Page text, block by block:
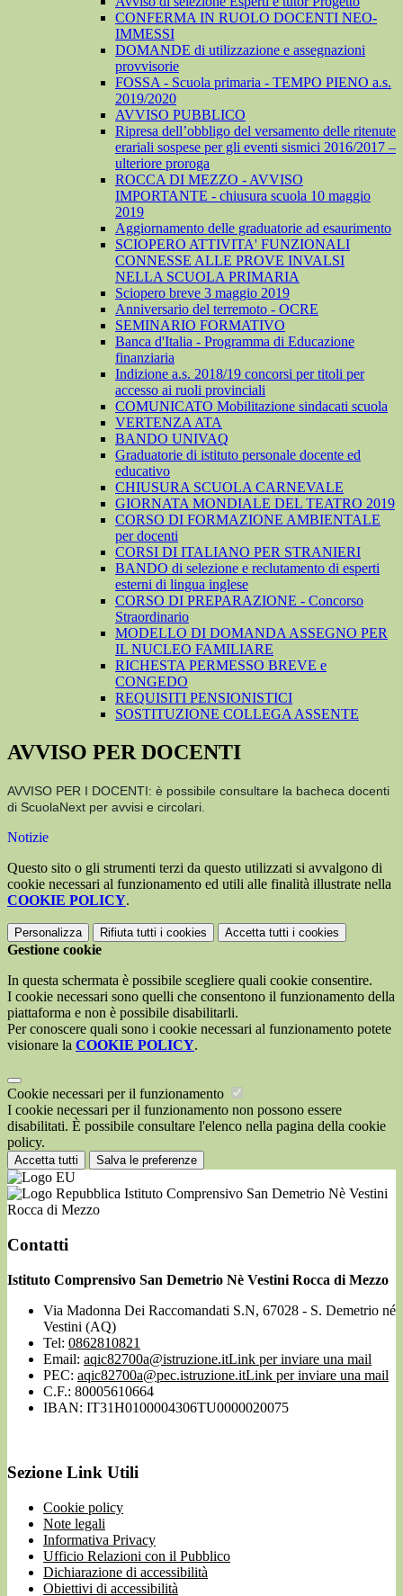
CONFERMA IN RUOLO DOCENTI NEO-
IMMESSI
DOMANDE di utilizzazione e assegnazioni
provvisorie
FOSSA - Scuola primaria - TEMPO PIENO a.s.
2019/2020
AVVISO PUBBLICO
Ripresa dell’obbligo del versamento delle ritenute
erariali sospese per gli eventi sismici 2016/2017 –
ulteriore proroga
ROCCA DI MEZZO - AVVISO
IMPORTANTE - chiusura scuola 10 maggio
2019
Aggiornamento delle graduatorie ad esaurimento
SCIOPERO ATTIVITA' FUNZIONALI
CONNESSE ALLE PROVE INVALSI
NELLA SCUOLA PRIMARIA
Sciopero breve 3 maggio 2019
Anniversario del terremoto - OCRE
SEMINARIO FORMATIVO
Banca d'Italia - Programma di Educazione
finanziaria
Indizione a.s. 2018/19 concorsi per titoli per
accesso ai ruoli provinciali
COMUNICATO Mobilitazione sindacati scuola
VERTENZA ATA
BANDO UNIVAQ
Graduatorie di istituto personale docente ed
educativo
CHIUSURA SCUOLA CARNEVALE
GIORNATA MONDIALE DEL TEATRO 2019
CORSO DI FORMAZIONE AMBIENTALE
per docenti
CORSI DI ITALIANO PER STRANIERI
BANDO di selezione e reclutamento di esperti
esterni di lingua inglese
CORSO DI PREPARAZIONE - Concorso
Straordinario
MODELLO DI DOMANDA ASSEGNO PER
IL NUCLEO FAMILIARE
RICHESTA PERMESSO BREVE e
CONGEDO
REQUISITI PENSIONISTICI
SOSTITUZIONE COLLEGA ASSENTE
AVVISO PER DOCENTI
AVVISO PER I DOCENTI: è possibile consultare la bacheca docenti
di ScuolaNext per avvisi e circolari.
Notizie
Questo sito o gli strumenti terzi da questo utilizzati si avvalgono di
cookie necessari al funzionamento ed utili alle finalità illustrate nella
COOKIE POLICY.
Personalizza Rifiuta tutti i cookies Accetta tutti i cookies
Gestione cookie
In questa schermata è possibile scegliere quali cookie consentire.
I cookie necessari sono quelli che consentono il funzionamento della
piattaforma e non è possibile disabilitarli.
Per conoscere quali sono i cookie necessari al funzionamento potete
visionare la COOKIE POLICY.
Cookie necessari per il funzionamento
I cookie necessari per il funzionamento non possono essere
disabilitati. È possibile consultare l'elenco nella pagina della cookie
policy.
Accetta tutti Salva le preferenze
Istituto Comprensivo San Demetrio Nè Vestini
Rocca di Mezzo
Contatti
Istituto Comprensivo San Demetrio Nè Vestini Rocca di Mezzo
Via Madonna Dei Raccomandati S.N, 67028 - S. Demetrio né
Vestini (AQ)
Tel: 0862810821
Email: aqic82700a@istruzione.itLink per inviare una mail
PEC: aqic82700a@pec.istruzione.itLink per inviare una mail
C.F.: 80005610664
IBAN: IT31H0100004306TU0000020075
Sezione Link Utili
Cookie policy
Note legali
Informativa Privacy
Ufficio Relazioni con il Pubblico
Dichiarazione di accessibilità
Obiettivi di accessibilità